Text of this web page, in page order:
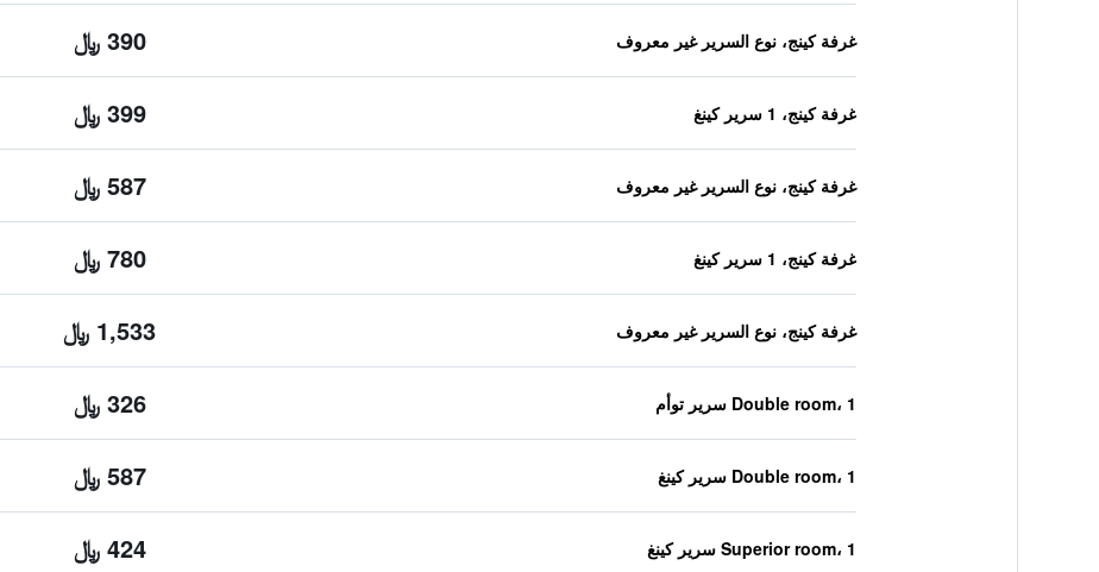
غرفة كينج، نوع السرير غير معروف 390 ﷼
غرفة كينج، 1 سرير كينغ 399 ﷼
غرفة كينج، نوع السرير غير معروف 587 ﷼
غرفة كينج، 1 سرير كينغ 780 ﷼
غرفة كينج، نوع السرير غير معروف 1,533 ﷼
Double room، 1 سرير توأم 326 ﷼
Double room، 1 سرير كينغ 587 ﷼
Superior room، 1 سرير كينغ 424 ﷼